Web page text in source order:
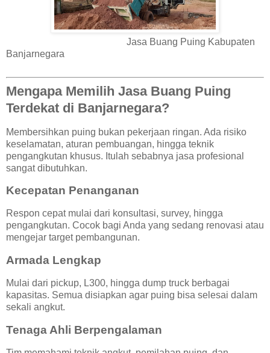
Jasa Buang Puing Kabupaten
Banjarnegara
Mengapa Memilih Jasa Buang Puing
Terdekat di Banjarnegara?
Membersihkan puing bukan pekerjaan ringan. Ada risiko
keselamatan, aturan pembuangan, hingga teknik
pengangkutan khusus. Itulah sebabnya jasa profesional
sangat dibutuhkan.
Kecepatan Penanganan
Respon cepat mulai dari konsultasi, survey, hingga
pengangkutan. Cocok bagi Anda yang sedang renovasi atau
mengejar target pembangunan.
Armada Lengkap
Mulai dari pickup, L300, hingga dump truck berbagai
kapasitas. Semua disiapkan agar puing bisa selesai dalam
sekali angkut.
Tenaga Ahli Berpengalaman